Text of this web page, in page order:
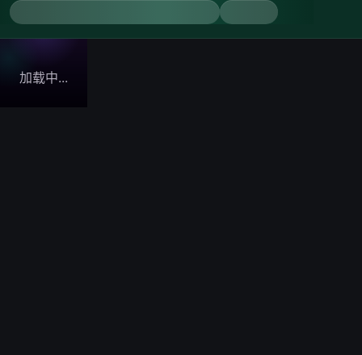
加载中...